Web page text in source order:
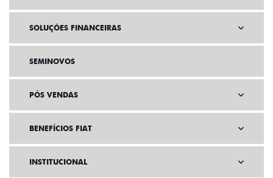
SOLUÇÕES FINANCEIRAS
SEMINOVOS
PÓS VENDAS
BENEFÍCIOS FIAT
INSTITUCIONAL